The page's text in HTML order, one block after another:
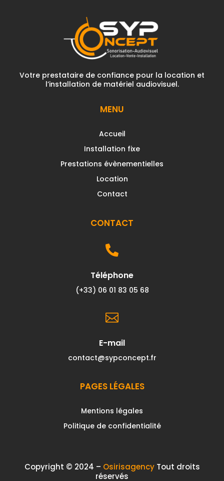
Votre prestataire de confiance pour la location et
l’installation de matériel audiovisuel.
MENU
Accueil
Installation fixe
Prestations évènementielles
Location
Contact
CONTACT

Téléphone
(+33) 06 01 83 05 68

E-mail
contact@sypconcept.fr
PAGES LÉGALES
Mentions légales
Politique de confidentialité
Copyright © 2024 – Osirisagency Tout droits
réservés